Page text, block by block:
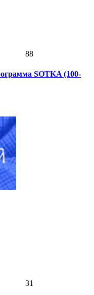
88
SOTKA (100-
31